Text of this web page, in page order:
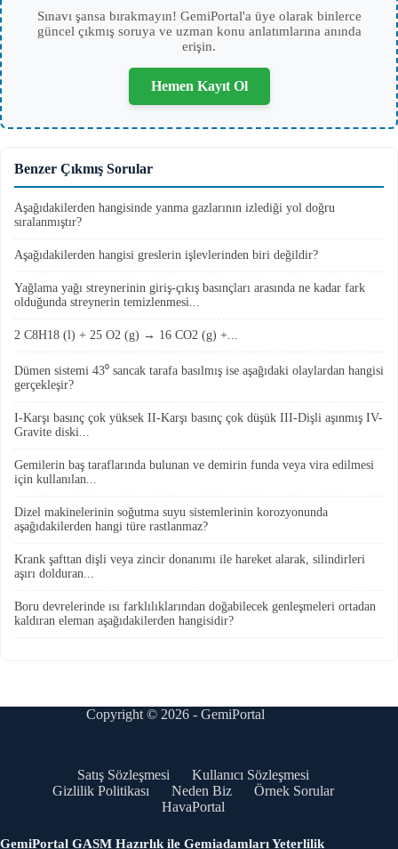
Sınavı şansa bırakmayın! GemiPortal'a üye olarak binlerce
güncel çıkmış soruya ve uzman konu anlatımlarına anında
erişin.
Hemen Kayıt Ol
Benzer Çıkmış Sorular
Aşağıdakilerden hangisinde yanma gazlarının izlediği yol doğru
sıralanmıştır?
Aşağıdakilerden hangisi greslerin işlevlerinden biri değildir?
Yağlama yağı streynerinin giriş-çıkış basınçları arasında ne kadar fark
olduğunda streynerin temizlenmesi...
2 C8H18 (l) + 25 O2 (g) → 16 CO2 (g) +...
Dümen sistemi 43⁰ sancak tarafa basılmış ise aşağıdaki olaylardan hangisi
gerçekleşir?
I-Karşı basınç çok yüksek II-Karşı basınç çok düşük III-Dişli aşınmış IV-
Gravite diski...
Gemilerin baş taraflarında bulunan ve demirin funda veya vira edilmesi
için kullanılan...
Dizel makinelerinin soğutma suyu sistemlerinin korozyonunda
aşağıdakilerden hangi türe rastlanmaz?
Krank şafttan dişli veya zincir donanımı ile hareket alarak, silindirleri
aşırı dolduran...
Boru devrelerinde ısı farklılıklarından doğabilecek genleşmeleri ortadan
kaldıran eleman aşağıdakilerden hangisidir?
Copyright © 2026 - GemiPortal
Satış Sözleşmesi
Kullanıcı Sözleşmesi
Gizlilik Politikası
Neden Biz
Örnek Sorular
HavaPortal
GemiPortal GASM Hazırlık ile Gemiadamları Yeterlilik